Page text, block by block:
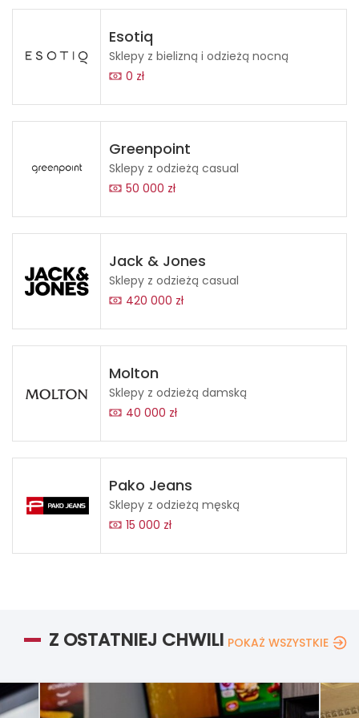
Esotiq
Sklepy z bielizną i odzieżą nocną
0 zł
Greenpoint
Sklepy z odzieżą casual
50 000 zł
Jack & Jones
Sklepy z odzieżą casual
420 000 zł
Molton
Sklepy z odzieżą damską
40 000 zł
Pako Jeans
Sklepy z odzieżą męską
15 000 zł
Z OSTATNIEJ CHWILI POKAŻ WSZYSTKIE